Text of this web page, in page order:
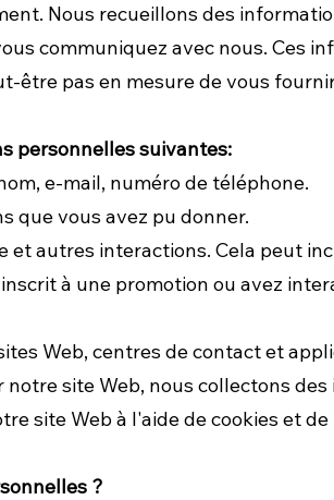
Nous recueillons des
communiquez avec nous. Ces
être pas en mesure de vous
personnelles suivantes:
e-mail, numéro de téléphone.
que vous avez pu donner.
autres interactions. Cela peut
à une promotion ou avez
Web, centres de contact et
site Web, nous collectons
site Web à l'aide de cookies et
?